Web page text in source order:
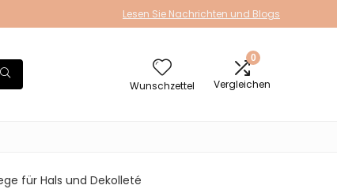
Lesen Sie Nachrichten und Blogs
Wunschzettel
0
Vergleichen
für Hals und Dekolleté